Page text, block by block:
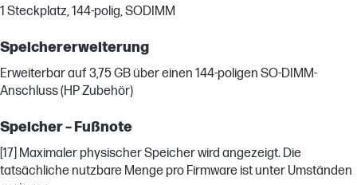
1 Steckplatz, 144-polig, SODIMM
Speichererweiterung
Erweiterbar auf 3,75 GB über einen 144-poligen SO-DIMM-
Anschluss (HP Zubehör)
Speicher – Fußnote
[17] Maximaler physischer Speicher wird angezeigt. Die
tatsächliche nutzbare Menge pro Firmware ist unter Umständen